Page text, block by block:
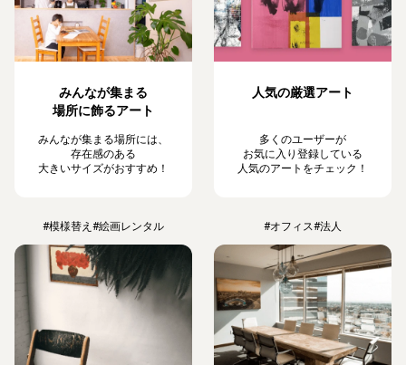
みんなが集まる
場所に飾るアート
みんなが集まる場所には、
存在感のある
大きいサイズがおすすめ！
人気の厳選アート
多くのユーザーが
お気に入り登録している
人気のアートをチェック！
#模様替え #絵画レンタル #オフィス#法人